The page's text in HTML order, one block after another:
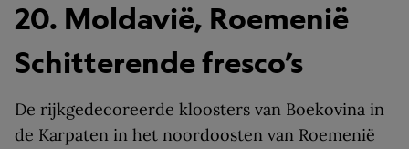
20. Moldavië, Roemenië
Schitterende fresco’s
De rijkgedecoreerde kloosters van Boekovina in
de Karpaten in het noordoosten van Roemenië